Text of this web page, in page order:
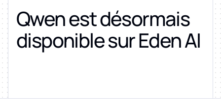
Qwen est désormais
disponible sur Eden AI